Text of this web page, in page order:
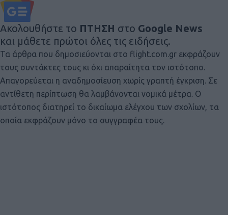
Ακολουθήστε το ΠΤΗΣΗ στο Google News
και μάθετε πρώτοι όλες τις ειδήσεις.
Τα άρθρα που δημοσιεύονται στο flight.com.gr εκφράζουν
τους συντάκτες τους κι όχι απαραίτητα τον ιστότοπο.
Απαγορεύεται η αναδημοσίευση χωρίς γραπτή έγκριση. Σε
αντίθετη περίπτωση θα λαμβάνονται νομικά μέτρα. Ο
ιστότοπος διατηρεί το δικαίωμα ελέγχου των σχολίων, τα
οποία εκφράζουν μόνο το συγγραφέα τους.